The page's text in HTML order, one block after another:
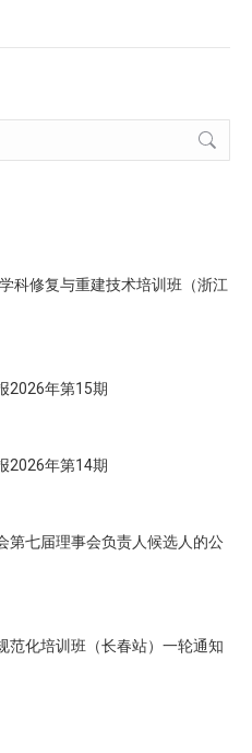
科修复与重建技术培训班（浙江
2026年第15期
2026年第14期
第七届理事会负责人候选人的公
范化培训班（长春站）一轮通知